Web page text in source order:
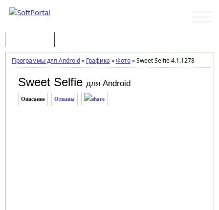
Программы для Android» Графика »Фото»Sweet Selfie 4.1.1278
Sweet Selfie для Android
Описание Отзывы